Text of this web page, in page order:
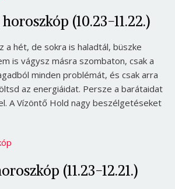
(10.23-11.22.)
a hét, de sokra is haladtál, büszke
is vágysz másra szombaton, csak a
minden problémát, és csak arra
az energiáidat. Persze a barátaidat
A Vízöntő Hold nagy beszélgetéseket
(11.23-12.21.)